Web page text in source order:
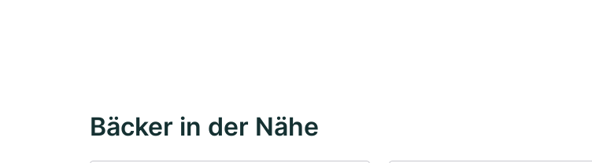
Bäcker in der Nähe